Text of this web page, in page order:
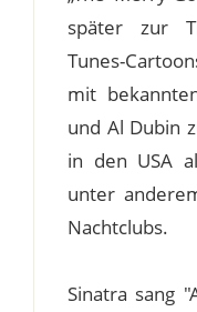
später zur
Tunes-
mit
und Al Dubin
in den USA
unter
Nachtclubs.
Sinatra sang